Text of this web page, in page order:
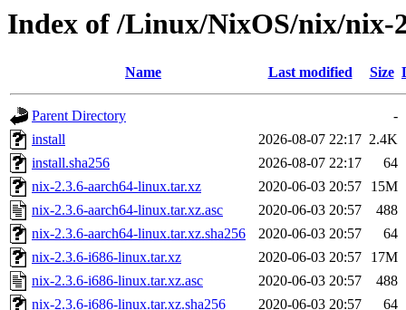
Index of /Linux/NixOS/nix/nix-
Name Last modified Size
Parent Directory
-
install
2026-08-07 22:17 2.4K
install.sha256
2026-08-07 22:17
64
nix-2.3.6-aarch64-linux.tar.xz
2020-06-03 20:57
15M
nix-2.3.6-aarch64-linux.tar.xz.asc
2020-06-03 20:57
488
nix-2.3.6-aarch64-linux.tar.xz.sha256
2020-06-03 20:57
64
nix-2.3.6-i686-linux.tar.xz
2020-06-03 20:57
17M
nix-2.3.6-i686-linux.tar.xz.asc
2020-06-03 20:57
488
nix-2.3.6-i686-linux.tar.xz.sha256
2020-06-03 20:57
64